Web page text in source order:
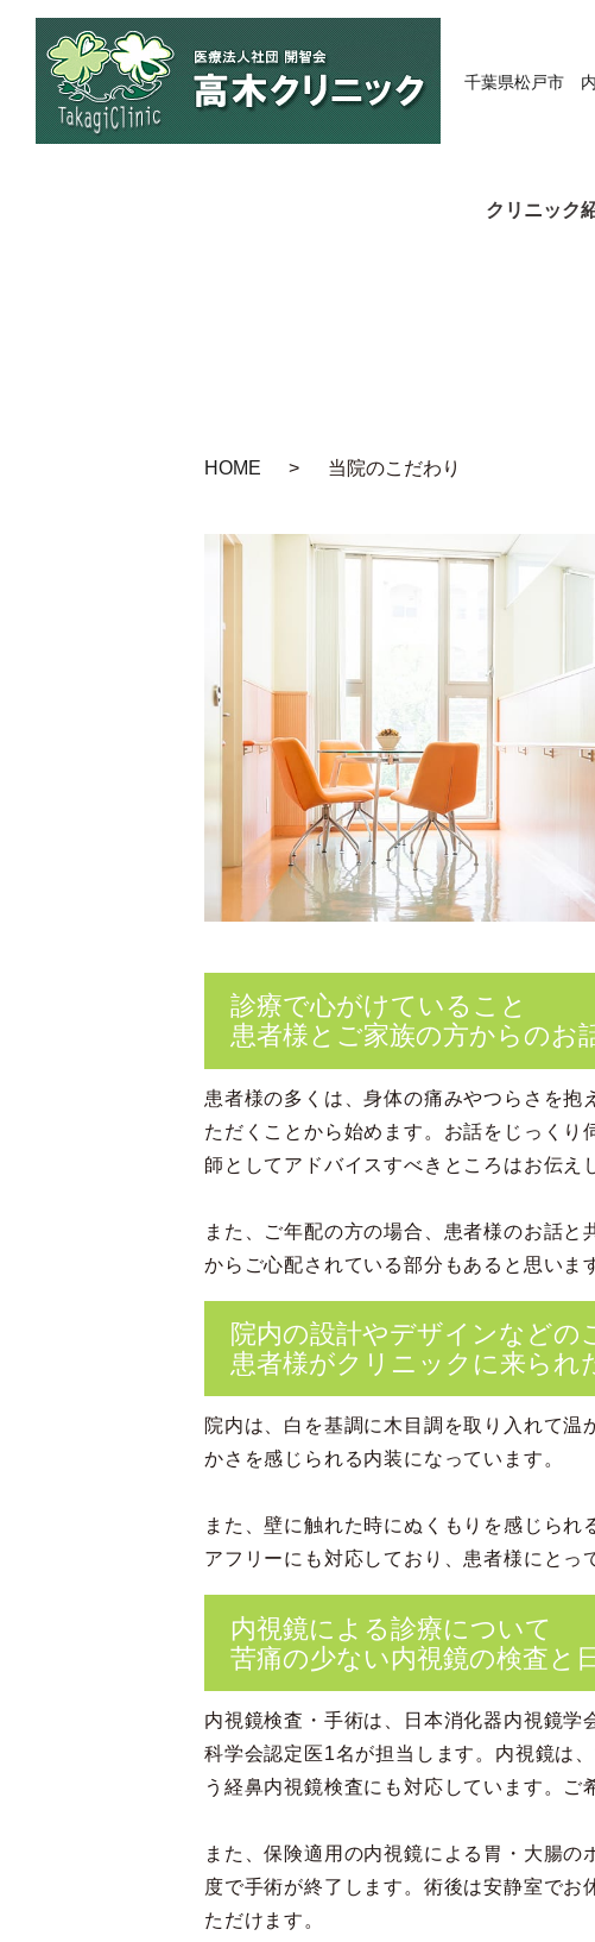
千葉県松戸市 内
クリニック
HOME 当院のこだわり
診療で心がけていること
患者様とご家族の方からのお
患者様の多くは、身体の痛みやつらさを
ただくことから始めます。お話をじっく
師としてアドバイスすべきところはお伝え
また、ご年配の方の場合、患者様のお話
からご心配されている部分もあると思いま
院内の設計やデザインなどの
患者様がクリニックに来られ
院内は、白を基調に木目調を取り入れて
かさを感じられる内装になっています。
また、壁に触れた時にぬくもりを感じら
アフリーにも対応しており、患者様にとっ
内視鏡による診療について
苦痛の少ない内視鏡の検査と
内視鏡検査・手術は、 日本消化器内視鏡学
科学会認定医1名が担当します。内視鏡は
う経鼻内視鏡検査にも対応しています。ご
また、保険適用の内視鏡による胃・大腸
度で手術が終了します。術後は安静室で
ただけます。